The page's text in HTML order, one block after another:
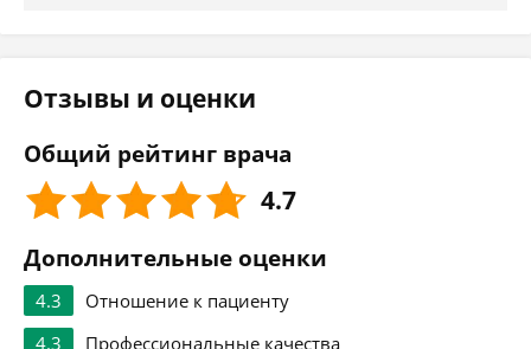
Отзывы и оценки
Общий рейтинг врача
4.7
Дополнительные оценки
4.3
Отношение к пациенту
4.3
Профессиональные качества